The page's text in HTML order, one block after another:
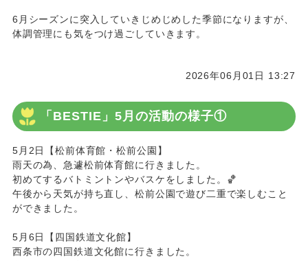
6月シーズンに突入していきじめじめした季節になりますが、
体調管理にも気をつけ過ごしていきます。
2026年06月01日 13:27
「BESTIE」5月の活動の様子①
5月2日【松前体育館・松前公園】
雨天の為、急遽松前体育館に行きました。
初めてするバトミントンやバスケをしました。🏀
午後から天気が持ち直し、松前公園で遊び二重で楽しむこと
ができました。
5月6日【四国鉄道文化館】
西条市の四国鉄道文化館に行きました。